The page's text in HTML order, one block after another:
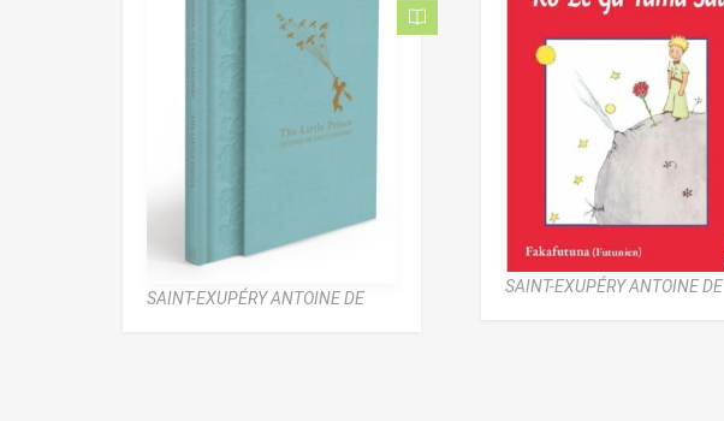
SAINT-EXUPÉRY ANTOINE DE
SAINT-EXUPÉRY ANTOINE DE